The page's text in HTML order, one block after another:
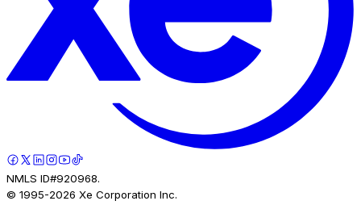
NMLS ID#920968.
© 1995-2026 Xe Corporation Inc.